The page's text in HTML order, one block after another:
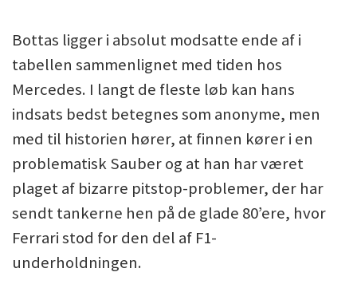
Bottas ligger i absolut modsatte ende af i
tabellen sammenlignet med tiden hos
Mercedes. I langt de fleste løb kan hans
indsats bedst betegnes som anonyme, men
med til historien hører, at finnen kører i en
problematisk Sauber og at han har været
plaget af bizarre pitstop-problemer, der har
sendt tankerne hen på de glade 80’ere, hvor
Ferrari stod for den del af F1-
underholdningen.